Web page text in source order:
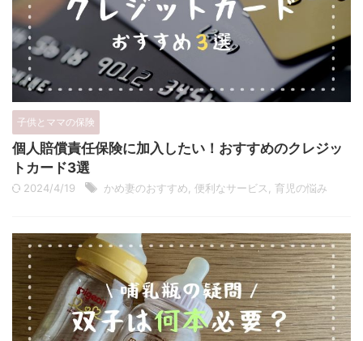
子供とママの保険
個人賠償責任保険に加入したい！おすすめのクレジッ
トカード3選
2024/4/19 かめ妻のおすすめ 便利なサービス 育児の悩み